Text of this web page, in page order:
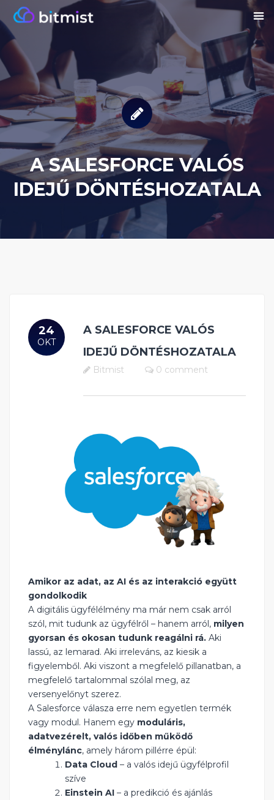
A SALESFORCE VALÓS
IDEJŰ DÖNTÉSHOZATALA
24
OKT
A SALESFORCE VALÓS
IDEJŰ DÖNTÉSHOZATALA
Bitmist 0 comment
Amikor az adat, az AI és az interakció együtt
gondolkodik
A digitális ügyfélélmény ma már nem csak arról
szól, mit tudunk az ügyfélről – hanem arról, milyen
gyorsan és okosan tudunk reagálni rá. Aki
lassú, az lemarad. Aki irreleváns, az kiesik a
figyelemből. Aki viszont a megfelelő pillanatban, a
megfelelő tartalommal szólal meg, az
versenyelőnyt szerez.
A Salesforce válasza erre nem egyetlen termék
vagy modul. Hanem egy moduláris,
adatvezérelt, valós időben működő
élménylánc, amely három pillérre épül:
Data Cloud – a valós idejű ügyfélprofil
szíve
Einstein AI – a predikció és ajánlás